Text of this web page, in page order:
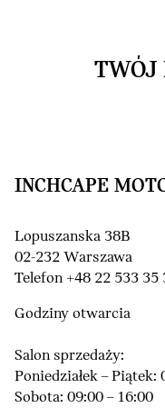
TWÓJ
INCHCAPE
Lopuszanska 38B
02-232 Warszawa
Telefon +48 22 533 35
Godziny otwarcia
Salon sprzedaży:
Poniedziałek – Piątek:
Sobota: 09:00 – 16:00